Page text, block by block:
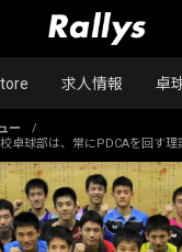
求人情報 卓
ー
/
卓球部は、常にPDCAを回す理